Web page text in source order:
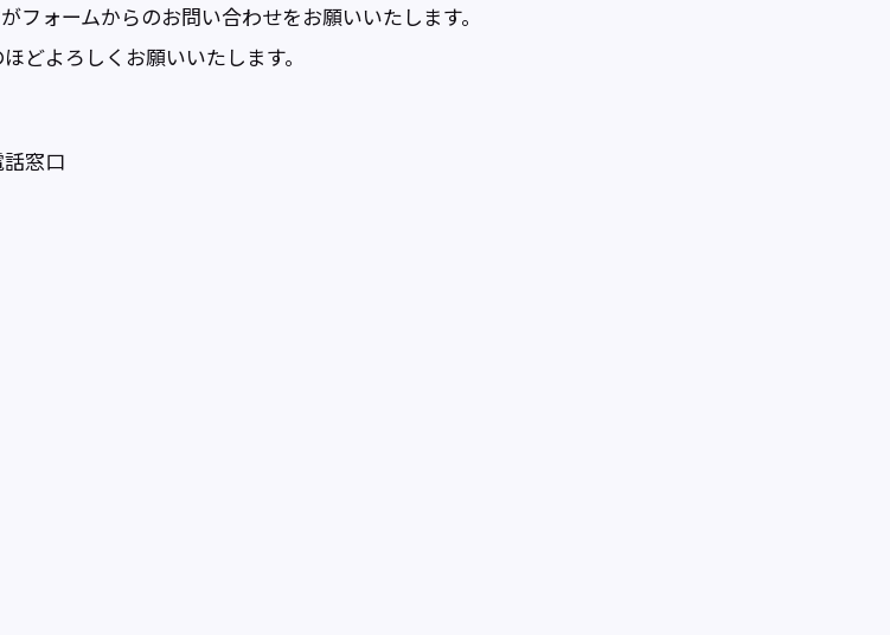
ォームからのお問い合わせをお願いいたします。
どよろしくお願いいたします。
窓口